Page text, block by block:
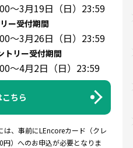
～3月19日（日）23:59
ー受付期間
～3月26日（日）23:59
リー受付期間
～4月2日（日）23:59
ちら
、事前にLEncoreカード（クレ
）へのお申込が必要となりま